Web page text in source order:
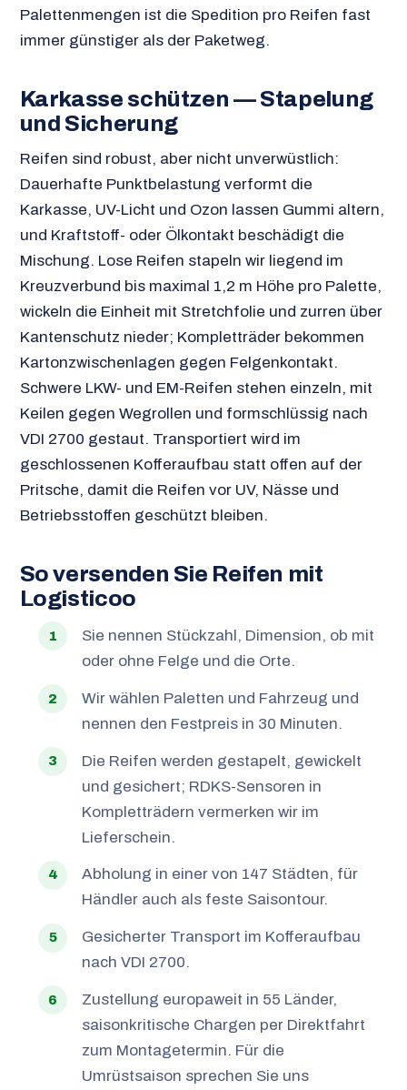
Palettenmengen ist die Spedition pro Reifen fast
immer günstiger als der Paketweg.
Karkasse schützen — Stapelung
und Sicherung
Reifen sind robust, aber nicht unverwüstlich:
Dauerhafte Punktbelastung verformt die
Karkasse, UV-Licht und Ozon lassen Gummi altern,
und Kraftstoff- oder Ölkontakt beschädigt die
Mischung. Lose Reifen stapeln wir liegend im
Kreuzverbund bis maximal 1,2 m Höhe pro Palette,
wickeln die Einheit mit Stretchfolie und zurren über
Kantenschutz nieder; Kompletträder bekommen
Kartonzwischenlagen gegen Felgenkontakt.
Schwere LKW- und EM-Reifen stehen einzeln, mit
Keilen gegen Wegrollen und formschlüssig nach
VDI 2700 gestaut. Transportiert wird im
geschlossenen Kofferaufbau statt offen auf der
Pritsche, damit die Reifen vor UV, Nässe und
Betriebsstoffen geschützt bleiben.
So versenden Sie Reifen mit
Logisticoo
Sie nennen Stückzahl, Dimension, ob mit
oder ohne Felge und die Orte.
Wir wählen Paletten und Fahrzeug und
nennen den Festpreis in 30 Minuten.
Die Reifen werden gestapelt, gewickelt
und gesichert; RDKS-Sensoren in
Kompletträdern vermerken wir im
Lieferschein.
Abholung in einer von 147 Städten, für
Händler auch als feste Saisontour.
Gesicherter Transport im Kofferaufbau
nach VDI 2700.
Zustellung europaweit in 55 Länder,
saisonkritische Chargen per Direktfahrt
zum Montagetermin. Für die
Umrüstsaison sprechen Sie uns